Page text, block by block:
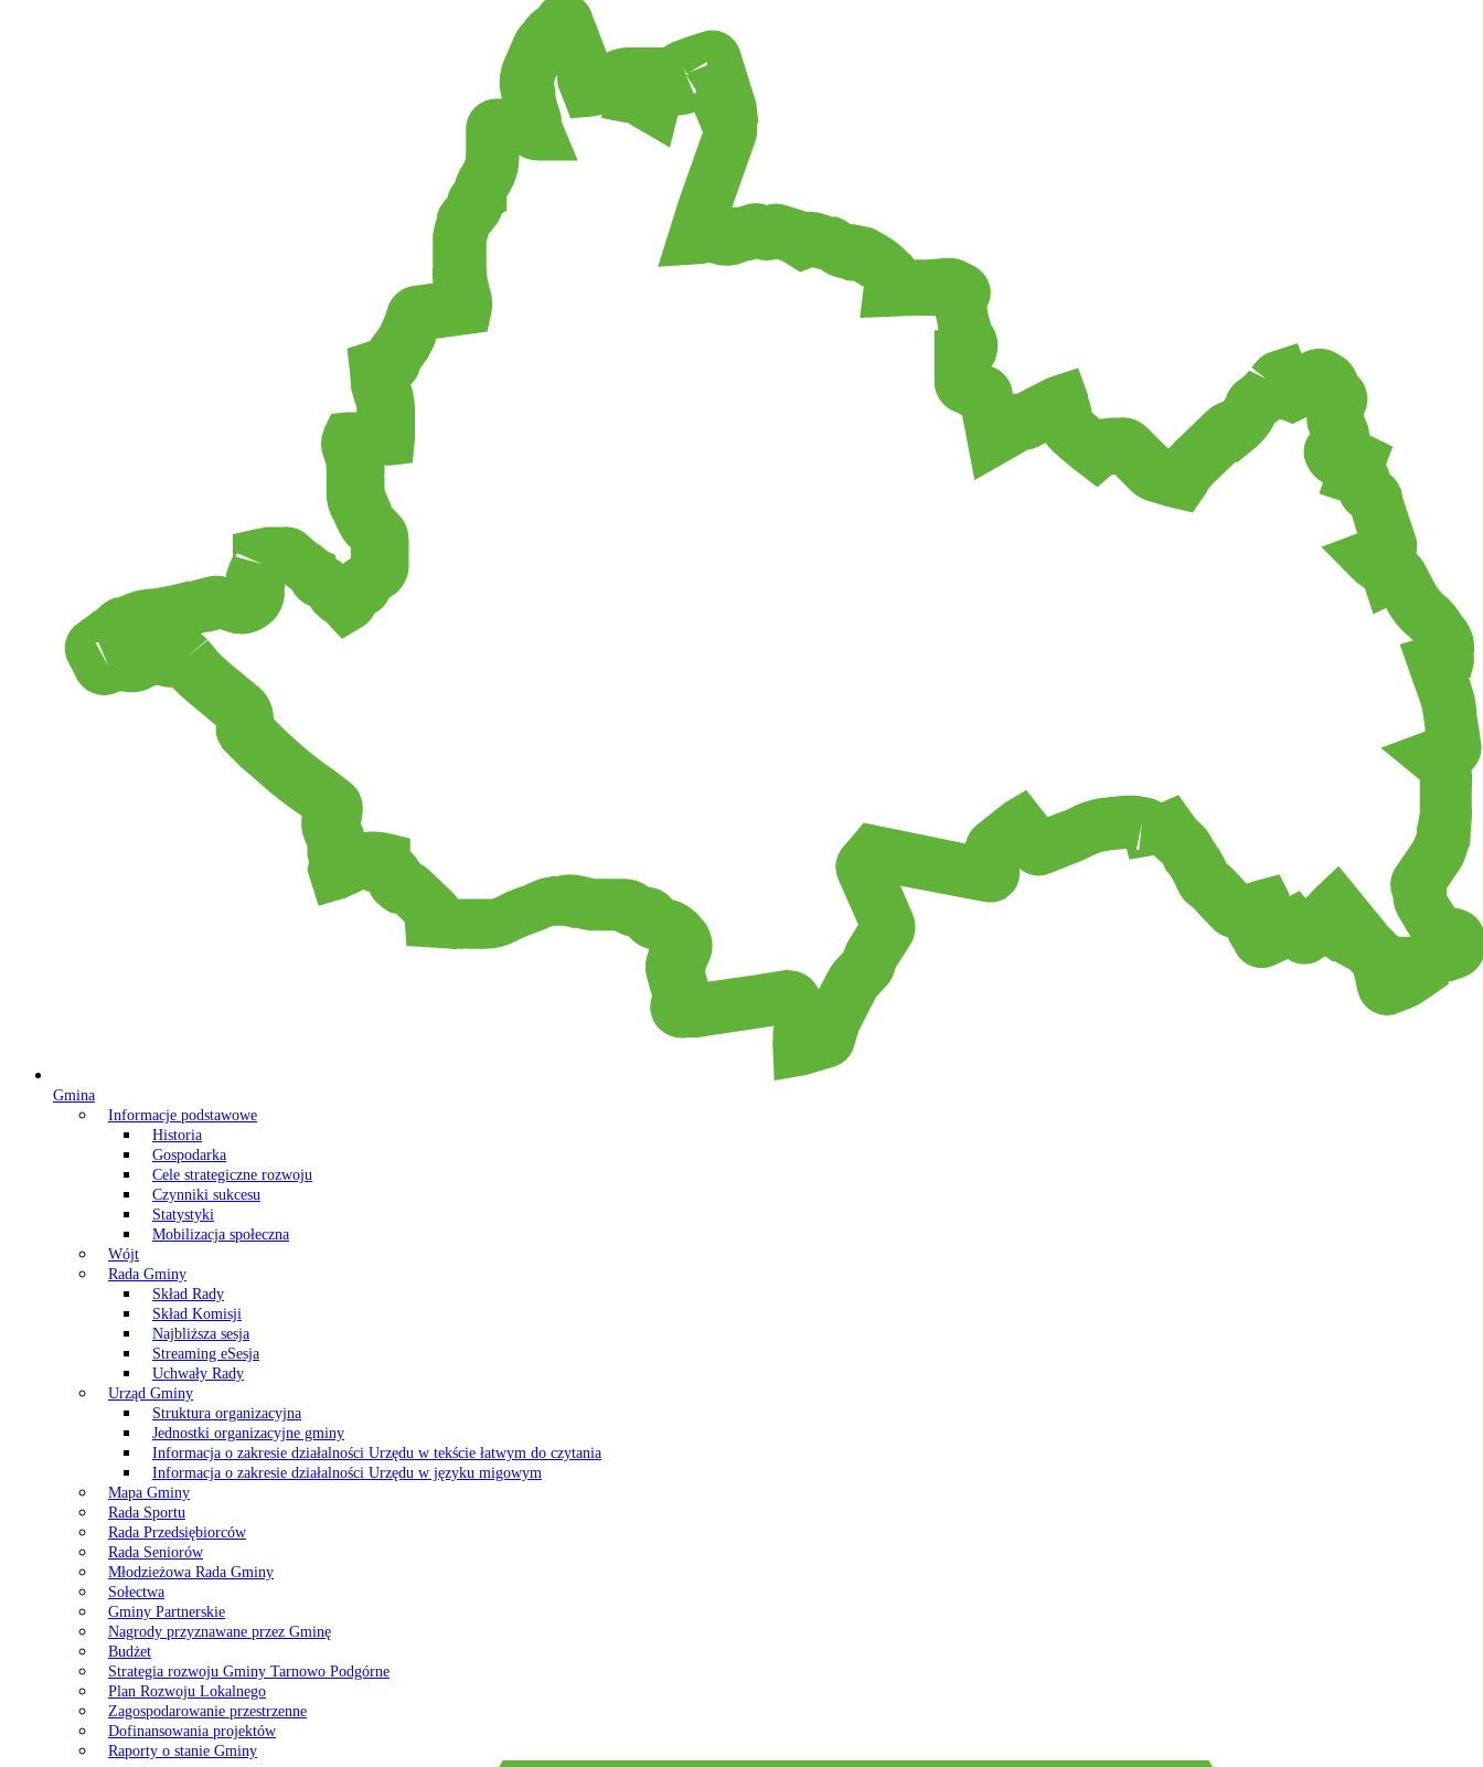
Gmina
Informacje podstawowe
Historia
Gospodarka
Cele strategiczne rozwoju
Czynniki sukcesu
Statystyki
Mobilizacja społeczna
Wójt
Rada Gminy
Skład Rady
Skład Komisji
Najbliższa sesja
Streaming eSesja
Uchwały Rady
Urząd Gminy
Struktura organizacyjna
Jednostki organizacyjne gminy
Informacja o zakresie działalności Urzędu w tekście łatwym do czytania
Informacja o zakresie działalności Urzędu w języku migowym
Mapa Gminy
Rada Sportu
Rada Przedsiębiorców
Rada Seniorów
Młodzieżowa Rada Gminy
Sołectwa
Gminy Partnerskie
Nagrody przyznawane przez Gminę
Budżet
Strategia rozwoju Gminy Tarnowo Podgórne
Plan Rozwoju Lokalnego
Zagospodarowanie przestrzenne
Dofinansowania projektów
Raporty o stanie Gminy